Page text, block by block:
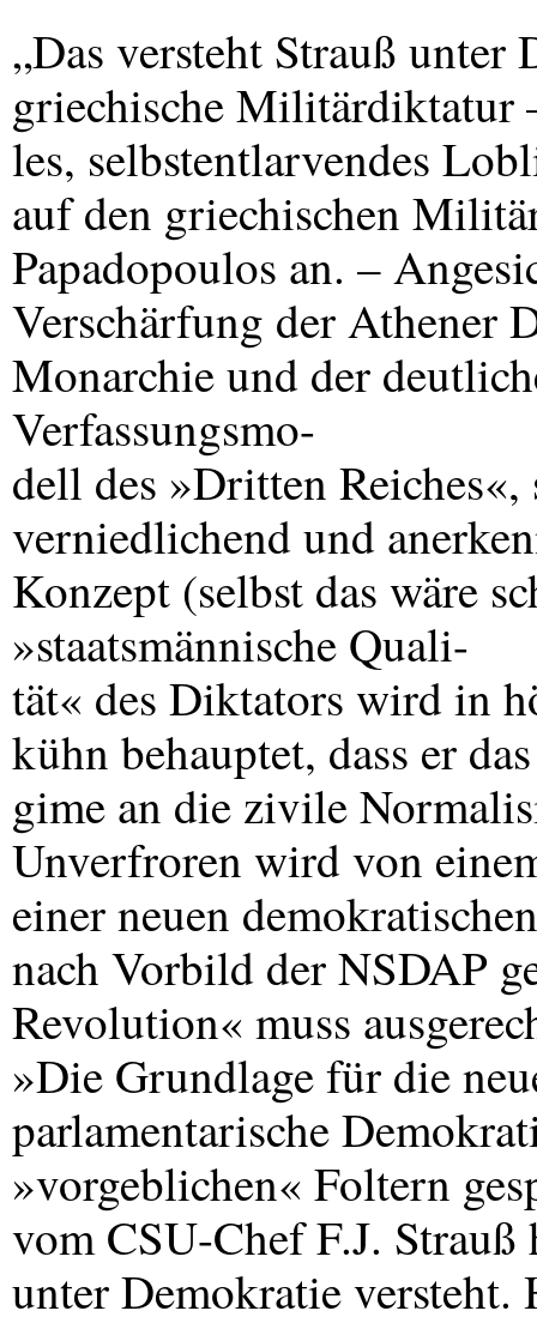
„Das versteht Strauß
griechische Militärdiktatur
les, selbstentlarvendes
auf den griechischen
Papadopoulos an. –
Verschärfung der Athener
Monarchie und der
Verfassungsmo-
dell des »Dritten
verniedlichend und
Konzept (selbst das wäre
»staatsmännische Quali-
tät« des Diktators wird in
kühn behauptet, dass er
gime an die zivile
Unverfroren wird von
einer neuen
nach Vorbild derNSDAP
Revolution« muss
»Die Grundlage für die
parlamentarische
»vorgeblichen« Foltern
vomCSU-Chef F.J. Strauß
unter Demokratie versteht.